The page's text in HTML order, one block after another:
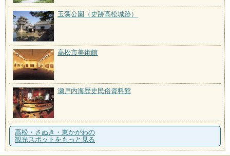
玉藻公園（史跡高松城跡）
高松市美術館
瀬戸内海歴史民俗資料館
高松・さぬき・東かがわの
観光スポットをもっと見る